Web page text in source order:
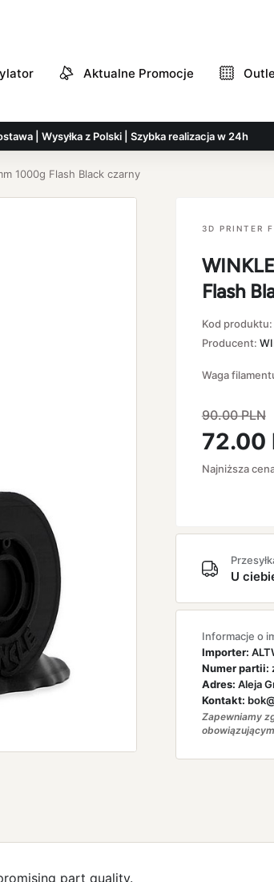
Aktualne Promocje
| Wysyłka z Polski | Szybka realizacja w 24h
1000g Flash Black czarny
3D PRINTER
Flash
Kod produktu:
Producent:
Waga
90.00PLN
72.00
Najniższa
U
Informacje o
Importer:
Numer partii:
Adres: Aleja
Kontakt:
Zapewniamy
part quality.